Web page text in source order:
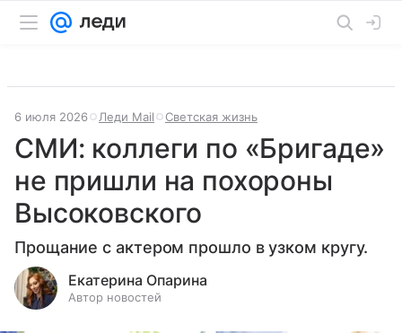
6 июля 2026 Леди Mail Светская жизнь
СМИ: коллеги по «Бригаде»
не пришли на похороны
Высоковского
Прощание с актером прошло в узком кругу.
Екатерина Опарина
Автор новостей